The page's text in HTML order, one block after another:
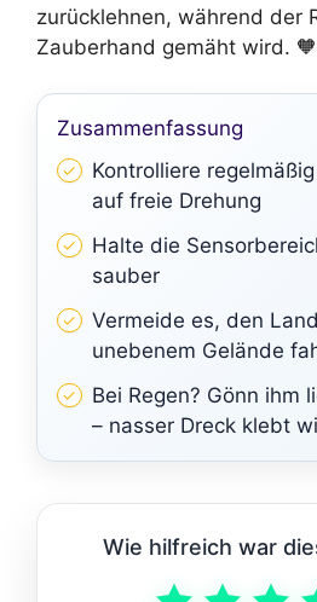
zurücklehnen, während der
Zauberhand gemäht wird. 🧡
Zusammenfassung
Kontrolliere
auf freie Drehung
Halte die
sauber
Vermeide es, den
unebenem Gelände
Bei Regen? Gönn ihm
– nasser Dreck klebt
Wie hilfreich war